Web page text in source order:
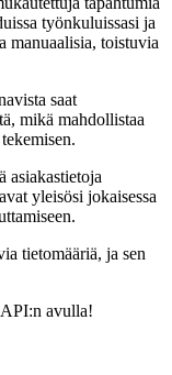
työnkuluissasi ja
manuaalisia, toistuvia
saat
mikä mahdollistaa
asiakastietoja
yleisösi jokaisessa
tietomääriä, ja sen
avulla!